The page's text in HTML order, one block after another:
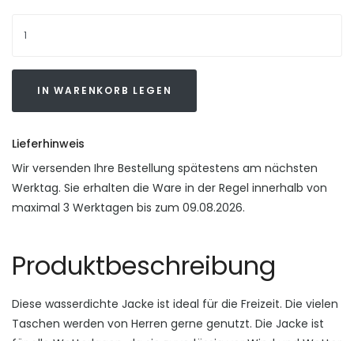
IN WARENKORB LEGEN
Lieferhinweis
Wir versenden Ihre Bestellung spätestens am nächsten
Werktag. Sie erhalten die Ware in der Regel innerhalb von
maximal 3 Werktagen bis zum 09.08.2026.
Produktbeschreibung
Diese wasserdichte Jacke ist ideal für die Freizeit. Die vielen
Taschen werden von Herren gerne genutzt. Die Jacke ist